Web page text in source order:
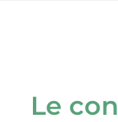
Le